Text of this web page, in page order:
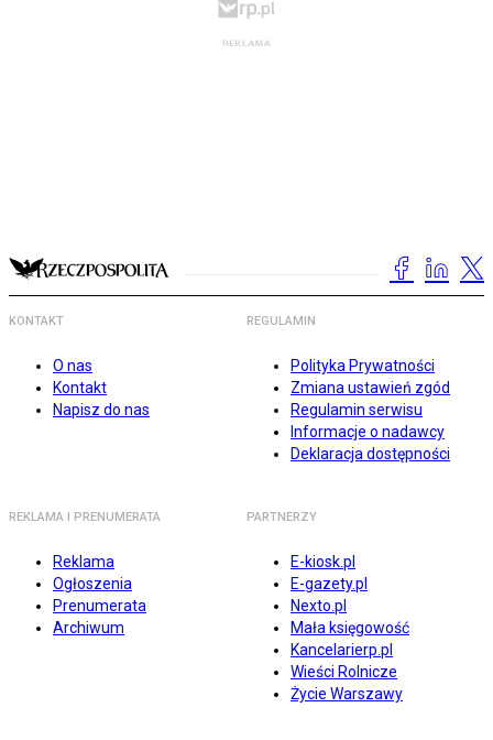
KONTAKT
O nas
Kontakt
Napisz do nas
REGULAMIN
Polityka Prywatności
Zmiana ustawień zgód
Regulamin serwisu
Informacje o nadawcy
Deklaracja dostępności
REKLAMA I PRENUMERATA
Reklama
Ogłoszenia
Prenumerata
Archiwum
PARTNERZY
E-kiosk.pl
E-gazety.pl
Nexto.pl
Mała księgowość
Kancelarierp.pl
Wieści Rolnicze
Życie Warszawy